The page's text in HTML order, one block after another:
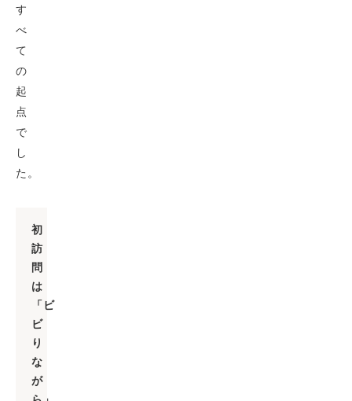
す
べ
て
の
起
点
で
し
た。
初
訪
問
は
「ビ
ビ
り
な
が